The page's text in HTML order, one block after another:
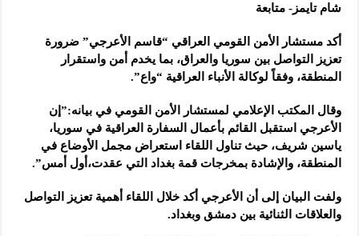
شام تايمز- متابعة
أكد مستشار الأمن القومي العراقي “قاسم الأعرجي” ضرورة
تعزيز التواصل بين سوريا والعراق، بما يخدم أمن واستقرار
المنطقة، وفقاً لوكالة الأنباء العراقية “واع”.
وقال المكتب الإعلامي لمستشار الأمن القومي في بيانه:”إن
الأعرجي استقبل القائم بأعمال السفارة العراقية في سوريا،
ياسين شريف، حيث تناول اللقاء استعراض مجمل الأوضاع في
المنطقة، والإشادة بمخرجات قمة بغداد التي عقدت،أول أمس”.
ولفت البيان إلى أن الأعرجي أكد خلال اللقاء أهمية تعزيز التواصل
والعلاقات الثنائية بين دمشق وبغداد.